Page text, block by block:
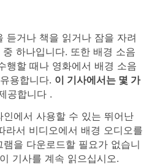
듣거나 책을 읽거나 잠을 자려
하나입니다. 또한 배경 소음
행할 때나 영화에서 배경 소음
용합니다. 이 기사에서는 몇 가
공합니다 .
에서 사용할 수 있는 뛰어난
라서 비디오에서 배경 오디오를
을 다운로드할 필요가 없습니
기사를 계속 읽으십시오.